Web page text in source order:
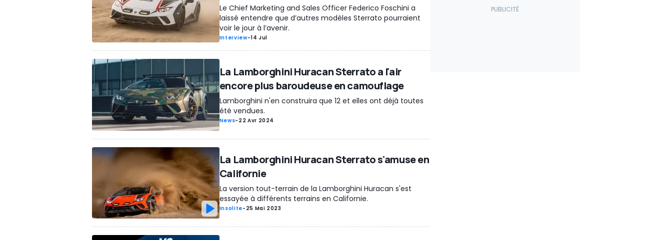
Le Chief Marketing and Sales Officer Federico Foschini a
laissé entendre que d’autres modèles Sterrato pourraient
voir le jour à l’avenir.
Interview-14 Jul
La Lamborghini Huracan Sterrato a l'air
encore plus baroudeuse en camouflage
Lamborghini n'en construira que 12 et elles ont déjà toutes
été vendues.
News- 22 Avr 2024
La Lamborghini Huracan Sterrato s'amuse en
Californie
La version tout-terrain de la Lamborghini Huracan s'est
essayée à différents terrains en Californie.
Insolite- 25 Mai 2023